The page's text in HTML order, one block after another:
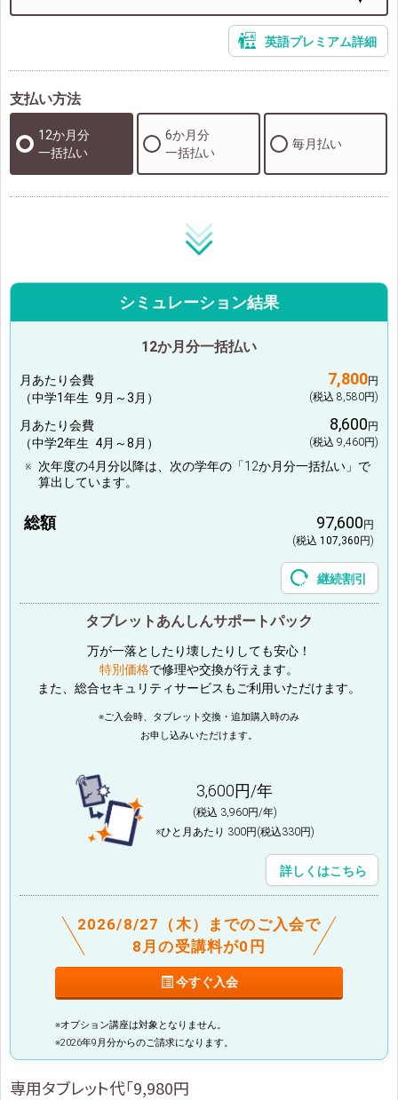
英語プレミアム詳細
支払い方法
12か月分
一括払い
6か月分
一括払い
毎月払い
シミュレーション結果
12か月分一括払い
月あたり会費
（中学1年生 9月 ～3月 ）
7,800円
(税込 8,580円)
月あたり会費
（中学2年生 4月～8月）
8,600 円
(税込 9,460円)
次年度の4月分以降は、次の学年の「12か月分一括払い」で
算出しています。
総額 97,600円
(税込 107,360円)
継続割引
タブレットあんしんサポートパック
万が一落としたり壊したりしても安心！
特別価格で修理や交換が行えます。
また、総合セキュリティサービスもご利用いただけます。
※ご入会時、タブレット交換・追加購入時のみ
お申し込みいただけます。
3,600円/年
(税込 3,960円/年)
※ひと月あたり 300円(税込330円)
詳しくはこちら
2026/8/27（木）までのご入会で
8月の受講料が0円
今すぐ入会
※オプション講座は対象となりません。
※2026年9月分からのご請求になります。
専用タブレット代「9,980円